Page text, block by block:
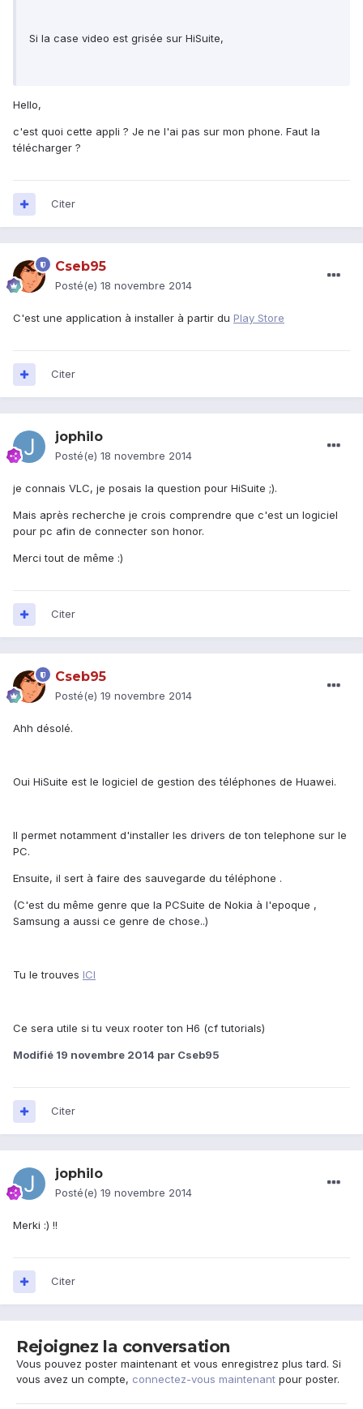
Si la case video est grisée sur HiSuite,
Hello,
c'est quoi cette appli ? Je ne l'ai pas sur mon phone. Faut la
télécharger ?
Citer
Cseb95
Posté(e) 18 novembre 2014
C'est une application à installer à partir du Play Store
Citer
jophilo
Posté(e) 18 novembre 2014
je connais VLC, je posais la question pour HiSuite ;).
Mais après recherche je crois comprendre que c'est un logiciel
pour pc afin de connecter son honor.
Merci tout de même :)
Citer
Cseb95
Posté(e) 19 novembre 2014
Ahh désolé.
Oui HiSuite est le logiciel de gestion des téléphones de Huawei.
Il permet notamment d'installer les drivers de ton telephone sur le
PC.
Ensuite, il sert à faire des sauvegarde du téléphone .
(C'est du même genre que la PCSuite de Nokia à l'epoque ,
Samsung a aussi ce genre de chose..)
Tu le trouves ICI
Ce sera utile si tu veux rooter ton H6 (cf tutorials)
Modifié 19 novembre 2014 par Cseb95
Citer
jophilo
Posté(e) 19 novembre 2014
Merki :) !!
Citer
Rejoignez la conversation
Vous pouvez poster maintenant et vous enregistrez plus tard. Si
vous avez un compte, connectez-vous maintenant pour poster.